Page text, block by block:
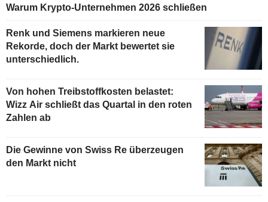
Warum Krypto-Unternehmen 2026 schließen
Renk und Siemens markieren neue
Rekorde, doch der Markt bewertet sie
unterschiedlich.
Von hohen Treibstoffkosten belastet:
Wizz Air schließt das Quartal in den roten
Zahlen ab
Die Gewinne von Swiss Re überzeugen
den Markt nicht